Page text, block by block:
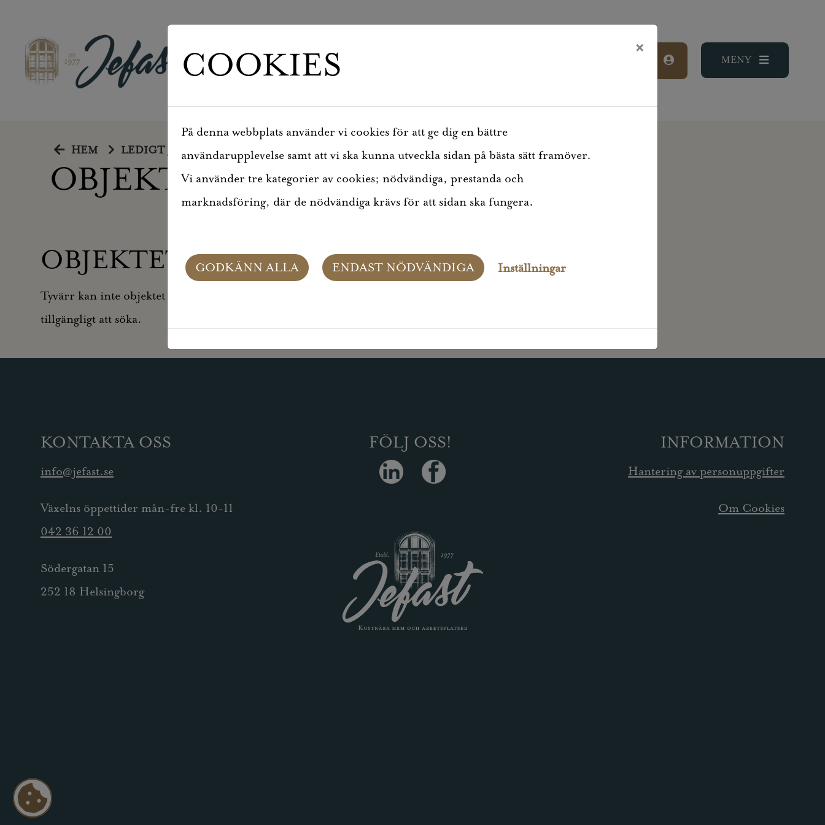
HEM LEDIGT JUST NU OBJEKTSDETALJ
OBJEKTSDETALJ
OBJEKTET KAN EJ VISAS
Tyvärr kan inte objektet du efterfrågade visas. Det kan t.ex. bero på att det inte längre finns
tillgängligt att söka.
KONTAKTA OSS
info@jefast.se
Växelns öppettider mån-fre kl. 10-11
042 36 12 00
Södergatan 15
252 18 Helsingborg
FÖLJ OSS! INFORMATION
Hantering av personuppgifter
Om Cookies
COOKIES ×
På denna webbplats använder vi cookies för att ge dig en bättre
användarupplevelse samt att vi ska kunna utveckla sidan på bästa sätt framöver.
Vi använder tre kategorier av cookies; nödvändiga, prestanda och
marknadsföring, där de nödvändiga krävs för att sidan ska fungera.
GODKÄNN ALLA ENDAST NÖDVÄNDIGA Inställningar